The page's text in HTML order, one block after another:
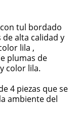
tul bordado
alta calidad y
lila ,
plumas de
color lila.
4 piezas que se
ambiente del